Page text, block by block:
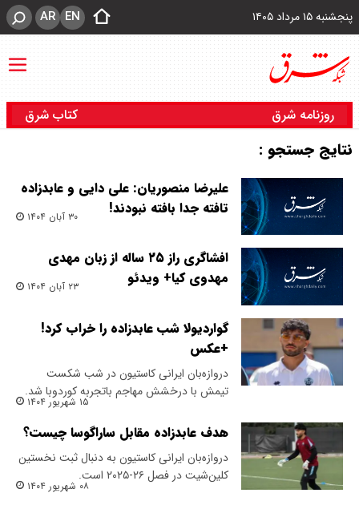
پنجشنبه ۱۵ مرداد ۱۴۰۵ EN
AR
روزنامه شرق کتاب شرق
نتایج جستجو :
علیرضا منصوریان: علی دایی و عابدزاده
تافته جدا بافته نبودند!
۳۰ آبان ۱۴۰۴
افشاگری راز ۲۵ ساله از زبان مهدی
مهدوی کیا+ ویدئو
۲۳ آبان ۱۴۰۴
گواردیولا شب عابدزاده را خراب کرد!
+عکس
دروازه‌بان ایرانی کاستیون در شب شکست
تیمش با درخشش مهاجم باتجربه کوردوبا شد.
۱۵ شهریور ۱۴۰۴
هدف عابدزاده مقابل ساراگوسا چیست؟
دروازه‌بان ایرانی کاستیون به دنبال ثبت نخستین
کلین‌شیت در فصل ۲۶-۲۰۲۵ است.
۰۸ شهریور ۱۴۰۴